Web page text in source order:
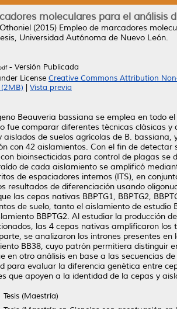
moleculares para el análisis
(2015) Empleo de marcadores
Universidad Autónoma de Nuevo León.
- Versión Publicada
License Creative Commons Attribution
Vista previa
Beauveria bassiana se emplea en todo
fue comparar diferentes técnicas clásicas
aislados de suelos agrícolas de B.
con 42 aislamientos. Con el fin de
bioinsecticidas para control de plagas
de cada aislamiento se amplificó
de espaciadores internos (ITS), en
resultados de diferenciación usando
las cepas nativas BBPTG1, BBPTG2,
de suelo, tanto el aislamiento de
BBPTG2. Al estudiar la producción
las 4 cepas nativas amplificaron
se analizaron los intrones presentes
BB38, cuyo patrón permitiera distinguir
en otro análisis en base a las secuencias
para evaluar la diferencia genética entre
que apoyen a la identidad de la cepas y
Tesis (Maestría)